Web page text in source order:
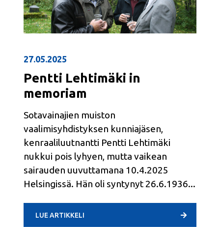
Pentti Lehtimäki in
memoriam
27.05.2025
Sotavainajien muiston
vaalimisyhdistyksen kunniajäsen,
kenraaliluutnantti Pentti Lehtimäki
nukkui pois lyhyen, mutta vaikean
sairauden uuvuttamana 10.4.2025
Helsingissä. Hän oli syntynyt 26.6.1936
LUE ARTIKKELI